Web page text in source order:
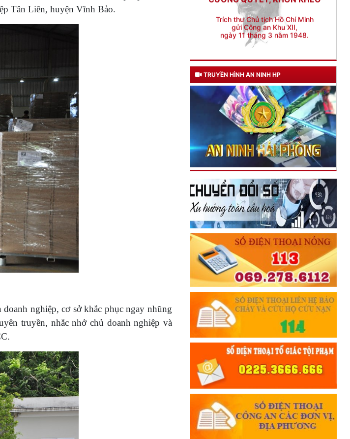
Tân Liên, huyện Vĩnh Bảo.
nghiệp, cơ sở khắc phục ngay nhũng
truyền, nhắc nhở chủ doanh nghiệp và
TRUYỀN HÌNH AN NINH HP